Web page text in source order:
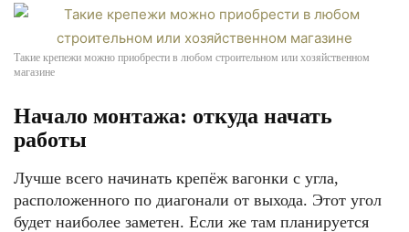
Такие крепежи можно приобрести в любом строительном или хозяйственном
магазине
Начало монтажа: откуда начать
работы
Лучше всего начинать крепёж вагонки с угла,
расположенного по диагонали от выхода. Этот угол
будет наиболее заметен. Если же там планируется